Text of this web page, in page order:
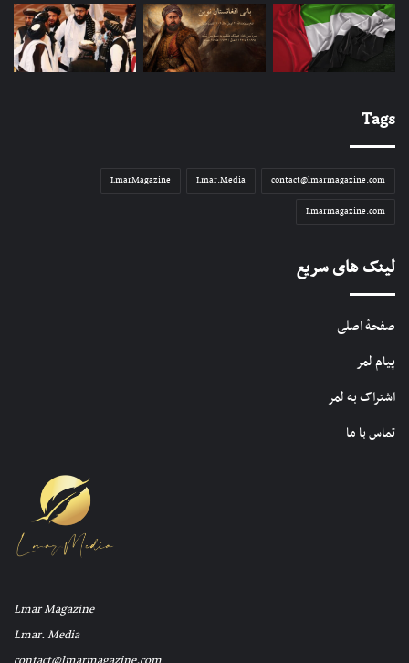
Tags
contact@lmarmagazine.com
Lmar.Media
LmarMagazine
Lmarmagazine.com
لینک های سریع
صفحهٔ اصلی
پیام لمر
اشتراک به لمر
تماس با ما
Lmar Magazine
Lmar. Media